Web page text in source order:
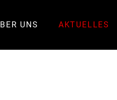
UNS AKTUELLES